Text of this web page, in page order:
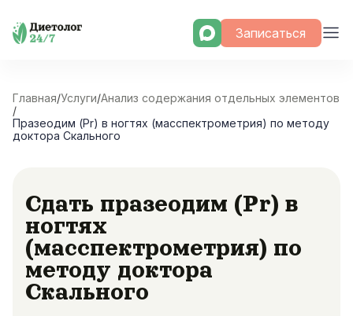
Skip
Записаться
Главная/Услуги/Анализ содержания отдельных элементов
/
Празеодим (Pr) в ногтях (масспектрометрия) по методу
доктора Скального
Сдать празеодим (Pr) в
ногтях
(масспектрометрия) по
методу доктора
Скального